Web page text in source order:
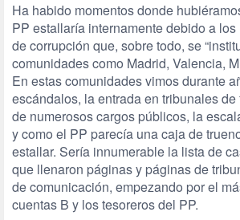
Ha habido momentos donde
PP estallaría internamente debido a
de corrupción que, sobre todo, se
comunidades como Madrid, Valencia,
En estas comunidades vimos durante
escándalos, la entrada en tribunales
de numerosos cargos públicos, la
y como el PP parecía una caja de
estallar. Sería innumerable la lista de
que llenaron páginas y páginas de
de comunicación, empezando por el
cuentas B y los tesoreros del PP.